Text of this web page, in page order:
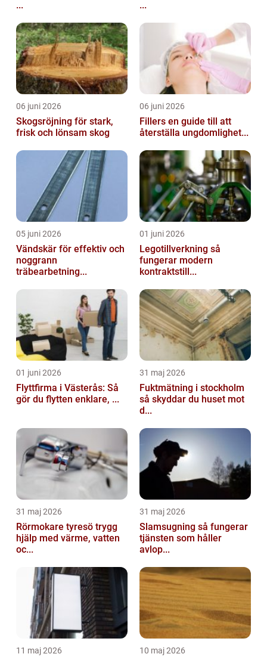
...
...
06 juni 2026
Skogsröjning för stark,
frisk och lönsam skog
06 juni 2026
Fillers en guide till att
återställa ungdomlighet...
05 juni 2026
Vändskär för effektiv och
noggrann
träbearbetning...
01 juni 2026
Legotillverkning så
fungerar modern
kontraktstill...
01 juni 2026
Flyttfirma i Västerås: Så
gör du flytten enklare, ...
31 maj 2026
Fuktmätning i stockholm
så skyddar du huset mot
d...
31 maj 2026
Rörmokare tyresö trygg
hjälp med värme, vatten
oc...
31 maj 2026
Slamsugning så fungerar
tjänsten som håller
avlop...
11 maj 2026 10 maj 2026